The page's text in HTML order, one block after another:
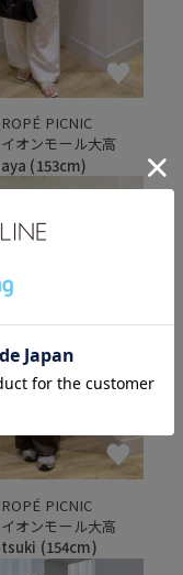
ROPÉ PICNIC
イオンモール大高
aya (153cm)
ROPÉ PICNIC
イオンモール大高
tsuki (154cm)